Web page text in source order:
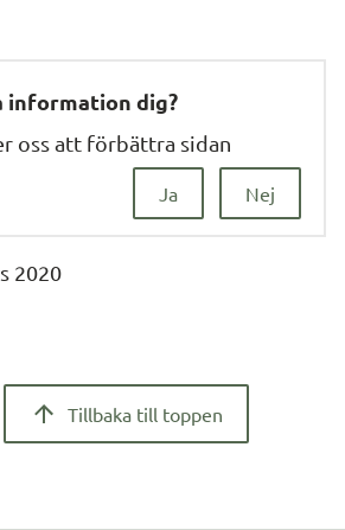
information dig?
Nej
Ja
oss att förbättra sidan
2020
Tillbaka till toppen